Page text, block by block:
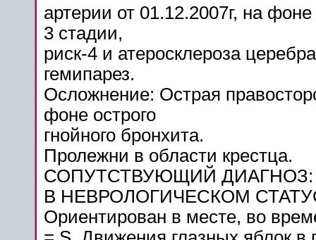
артерии от 01.12.2007г, на фоне
3 стадии,
риск-4 и атеросклероза
гемипарез.
Осложнение: Острая
фоне острого
гнойного бронхита.
Пролежни в области крестца.
СОПУТСТВУЮЩИЙ ДИАГНОЗ:
В НЕВРОЛОГИЧЕСКОМ
Ориентирован в месте, во